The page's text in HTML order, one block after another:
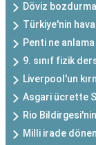
Döviz
Türkiye'nin
Penti ne
9. sınıf fizik
Liverpool'un
Asgari ücrette
Rio
Milli irade